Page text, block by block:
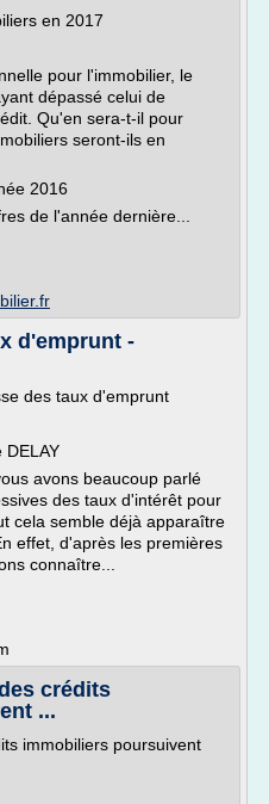
en 2017
pour l'immobilier, le
dépassé celui de
Qu'en sera-t-il pour
seront-ils en
2016
de l'année dernière...
d'emprunt -
des taux d'emprunt
DELAY
avons beaucoup parlé
des taux d'intérêt pour
cela semble déjà apparaître
effet, d'après les premières
connaître...
crédits
...
immobiliers poursuivent